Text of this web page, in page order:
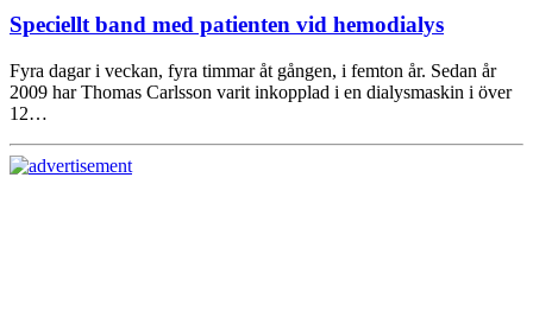
Speciellt band med patienten vid hemodialys
Fyra dagar i veckan, fyra timmar åt gången, i femton år. Sedan år
2009 har Thomas Carlsson varit inkopplad i en dialysmaskin i över
12…